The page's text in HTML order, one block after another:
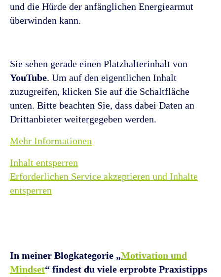
und die Hürde der anfänglichen Energiearmut
überwinden kann.
Sie sehen gerade einen Platzhalterinhalt von
YouTube. Um auf den eigentlichen Inhalt
zuzugreifen, klicken Sie auf die Schaltfläche
unten. Bitte beachten Sie, dass dabei Daten an
Drittanbieter weitergegeben werden.
Mehr Informationen
Inhalt entsperren
Erforderlichen Service akzeptieren und Inhalte
entsperren
In meiner Blogkategorie „Motivation und
Mindset“ findest du viele erprobte Praxistipps